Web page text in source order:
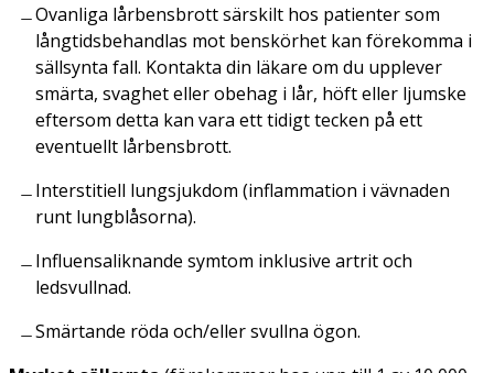
Ovanliga lårbensbrott särskilt hos patienter som
långtidsbehandlas mot benskörhet kan förekomma i
sällsynta fall. Kontakta din läkare om du upplever
smärta, svaghet eller obehag i lår, höft eller ljumske
eftersom detta kan vara ett tidigt tecken på ett
eventuellt lårbensbrott.
Interstitiell lungsjukdom (inflammation i vävnaden
runt lungblåsorna).
Influensaliknande symtom inklusive artrit och
ledsvullnad.
Smärtande röda och/eller svullna ögon.